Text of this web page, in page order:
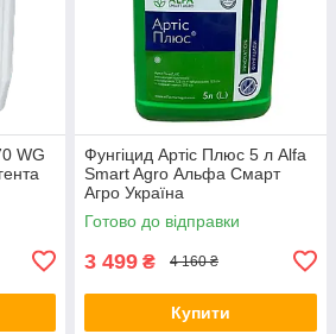
WG
Фунгіцид Артіс Плюс 5 л Alfa
Smart Agro Альфа Смарт
Агро Україна
Готово до відправки
3 499 ₴ 4 160 ₴
Купити